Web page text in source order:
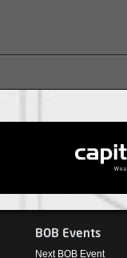
BOB Events
Next BOB Event